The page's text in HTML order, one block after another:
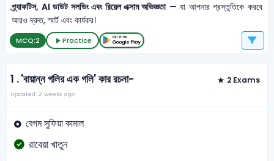
প্র্যাকটিস, AI ডাউট সলভিং এবং রিয়েল এক্সাম অভিজ্ঞতা— যা আপনার প্রস্তুতিকে করবে
আরও দ্রুত, স্মার্ট এবং কার্যকর।
MCQ:2 Practice
1 .'বায়ান্ন গলির এক গলি' কার রচনা- 2 Exams
Updated: 2 weeks ago
বেগম সুফিয়া কামাল
রাবেয়া খাতুন